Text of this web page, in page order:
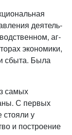
деятель­
аг­
экономики,
сбыта. Была
самых
С первых
у
и построение